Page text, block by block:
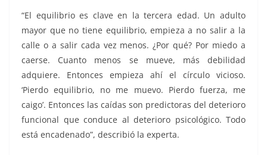
“El equilibrio es clave en la tercera edad. Un adulto
mayor que no tiene equilibrio, empieza a no salir a la
calle o a salir cada vez menos. ¿Por qué? Por miedo a
caerse. Cuanto menos se mueve, más debilidad
adquiere. Entonces empieza ahí el círculo vicioso.
‘Pierdo equilibrio, no me muevo. Pierdo fuerza, me
caigo’. Entonces las caídas son predictoras del deterioro
funcional que conduce al deterioro psicológico. Todo
está encadenado”, describió la experta.